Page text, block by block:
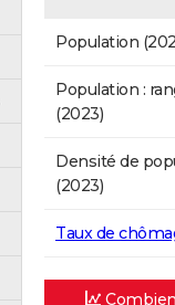
Population
Population :
(2023)
Densité de
(2023)
Taux de